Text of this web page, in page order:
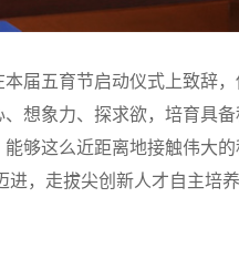
五育节启动仪式上致辞，
想象力、探求欲，培育具
够这么近距离地接触伟大
进，走拔尖创新人才自主培